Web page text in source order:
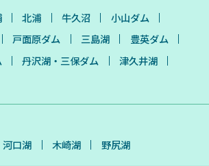
北浦 牛久沼
小山ダム
戸面原ダム 三島湖
豊英ダム
丹沢湖・三保ダム
津久井湖
河口湖 木崎湖 野尻湖